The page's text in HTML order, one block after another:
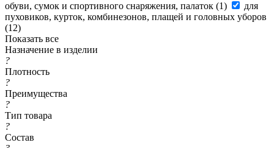
обуви, сумок и спортивного снаряжения, палаток (1)
для
пуховиков, курток, комбинезонов, плащей и головных уборов
(12)
Показать все
Назначение в изделии
?
Плотность
?
Преимущества
?
Тип товара
?
Состав